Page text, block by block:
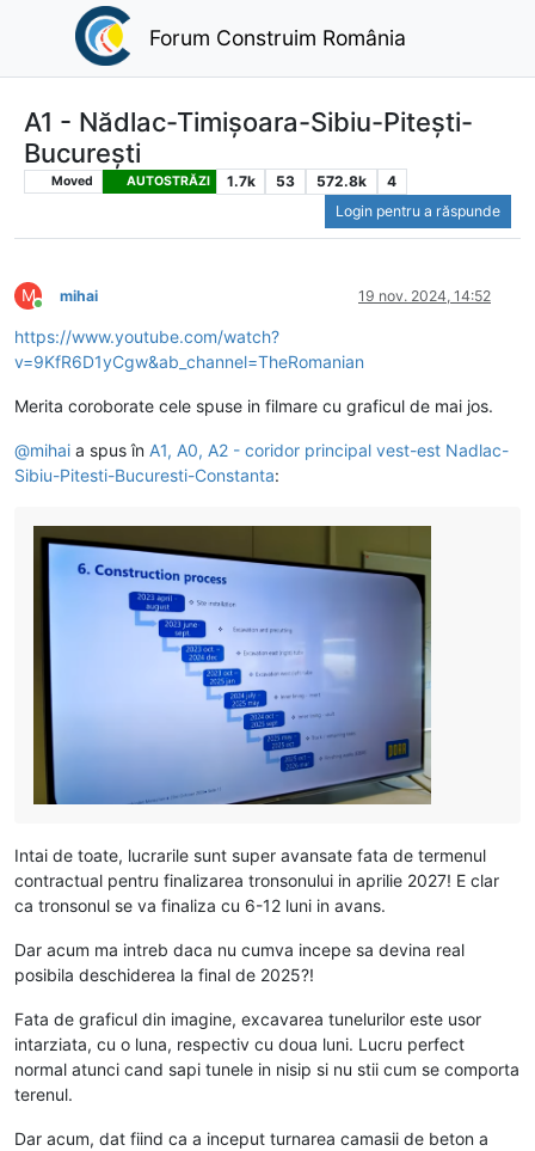
Forum Construim România
A1 - Nădlac-Timișoara-Sibiu-Pitești-
București
Moved AUTOSTRĂZI 1.7k 53 572.8k
4
Login pentru a răspunde
M
Conectat
mihai 19 nov. 2024, 14:52
https://www.youtube.com/watch?
v=9KfR6D1yCgw&ab_channel=TheRomanian
Merita coroborate cele spuse in filmare cu graficul de mai jos.
@mihai a spus în A1, A0, A2 - coridor principal vest-est Nadlac-
Sibiu-Pitesti-Bucuresti-Constanta:
Intai de toate, lucrarile sunt super avansate fata de termenul
contractual pentru finalizarea tronsonului in aprilie 2027! E clar
ca tronsonul se va finaliza cu 6-12 luni in avans.
Dar acum ma intreb daca nu cumva incepe sa devina real
posibila deschiderea la final de 2025?!
Fata de graficul din imagine, excavarea tunelurilor este usor
intarziata, cu o luna, respectiv cu doua luni. Lucru perfect
normal atunci cand sapi tunele in nisip si nu stii cum se comporta
terenul.
Dar acum, dat fiind ca a inceput turnarea camasii de beton a